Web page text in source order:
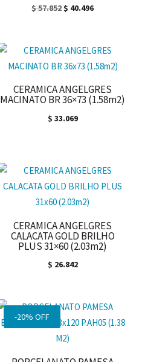
$57.852 El
era:
$ 57.852.
$ 40.496El
es:
$ 40.496.
CERAMICA ANGELGRES
MACINATO BR 36×73 (1.58m2)
$ 33.069
CERAMICA ANGELGRES
CALACATA GOLD BRILHO
PLUS 31×60 (2.03m2)
$ 26.842
-20% OFF